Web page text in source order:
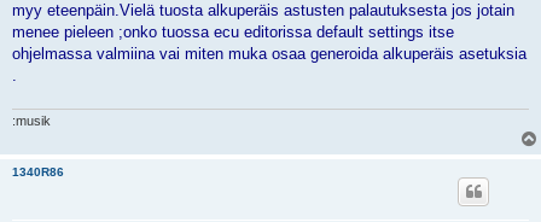
myy eteenpäin.Vielä tuosta alkuperäis astusten palautuksesta jos jotain
menee pieleen ;onko tuossa ecu editorissa default settings itse
ohjelmassa valmiina vai miten muka osaa generoida alkuperäis asetuksia
.
:musik
1340R86